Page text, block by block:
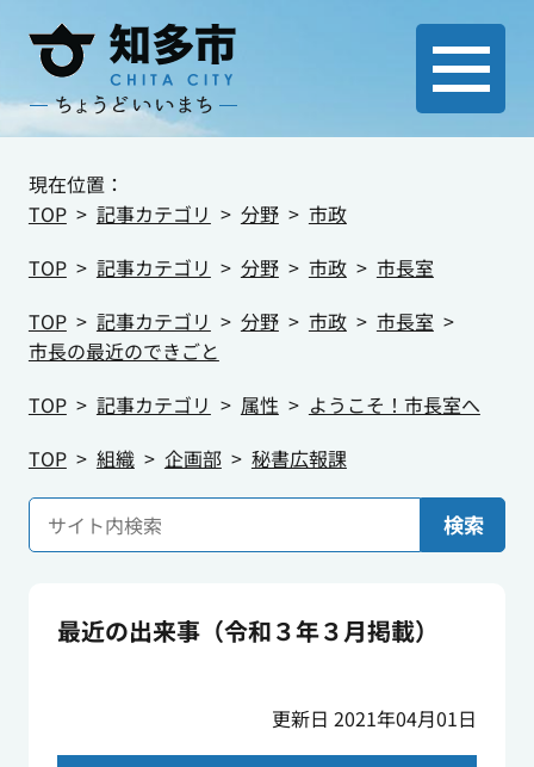
現在位置：
TOP
記事カテゴリ 分野
市政
TOP
記事カテゴリ 分野 市政
市長室
TOP
記事カテゴリ 分野 市政
市長室
市長の最近のできごと
TOP
記事カテゴリ 属性
ようこそ！市長室へ
TOP
組織 企画部 秘書広報課
検索
最近の出来事（令和３年３月掲載）
更新日 2021年04月01日